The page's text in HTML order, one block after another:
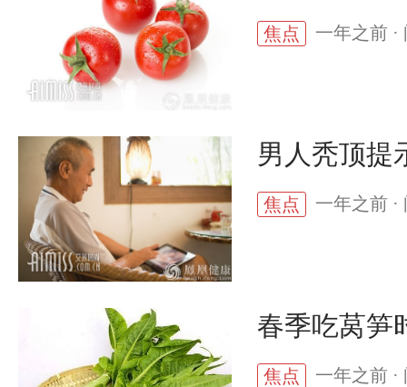
焦点 一年之前 ·
男人秃顶提
焦点 一年之前 ·
春季吃莴笋
焦点 一年之前 ·